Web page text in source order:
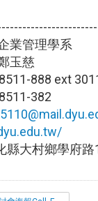
業管理學系
玉慈
888 ext
382
縣大村鄉學府路